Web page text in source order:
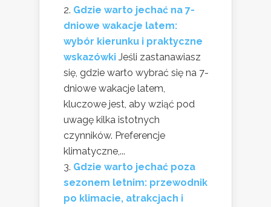
Gdzie warto jechać na 7-
dniowe wakacje latem:
wybór kierunku i praktyczne
wskazówki Jeśli zastanawiasz
się, gdzie warto wybrać się na 7-
dniowe wakacje latem,
kluczowe jest, aby wziąć pod
uwagę kilka istotnych
czynników. Preferencje
klimatyczne,...
Gdzie warto jechać poza
sezonem letnim: przewodnik
po klimacie, atrakcjach i